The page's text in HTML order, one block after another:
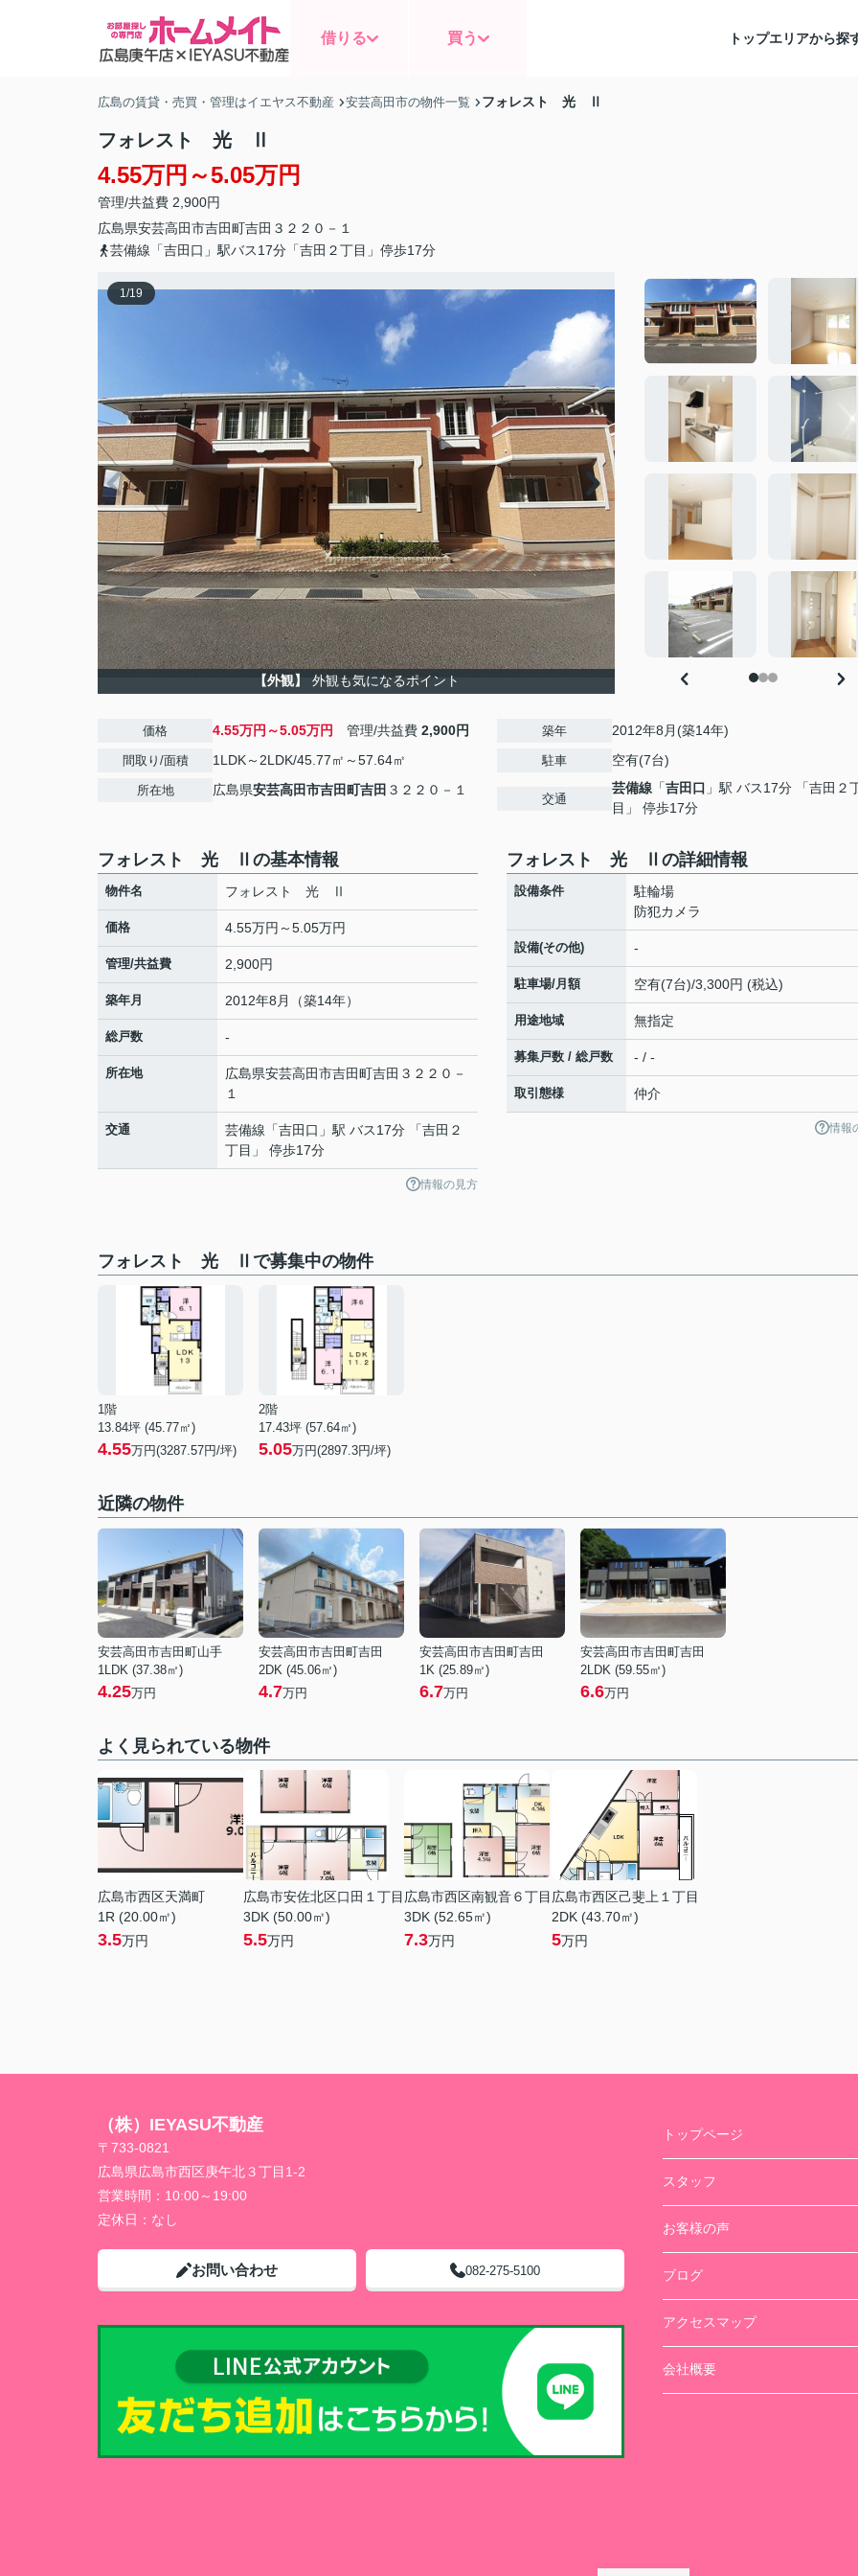
借りる 買う トップエリアから探
広島の賃貸・売買・管理はイエヤス不動産 安芸高田市の物件一覧 フォレスト 光 Ⅱ
フォレスト 光 Ⅱ
4.55万円～5.05万円
管理/共益費 2,900円
広島県安芸高田市吉田町吉田 ３２２０－１
芸備線「吉田口」駅バス17分「吉田２丁目」停歩17分
1/19
【外観】 外観も気になるポイント
価格 4.55万円～5.05万円 管理/共益費 2,900円
間取り/面積 1LDK～2LDK/45.77㎡～57.64㎡
所在地 広島県安芸高田市吉田町吉田 ３２２０－１
築年 2012年8月(築14年)
駐車 空有(7台)
交通
芸備線 「吉田口 」駅 バス17分 「吉田２
目」 停歩17分
フォレスト 光 Ⅱの基本情報
物件名 フォレスト 光 Ⅱ
価格 4.55万円～5.05万円
管理/共益費 2,900円
築年月 2012年8月（築14年）
総戸数 -
所在地 広島県安芸高田市吉田町吉田 ３２２０－
１
交通 芸備線 「吉田口 」駅 バス17分 「吉田２
丁目」 停歩17分
情報の見方
フォレスト 光 Ⅱの詳細情報
設備条件
駐輪場
防犯カメラ
設備(その他) -
駐車場/月額 空有(7台)/3,300円 (税込)
用途地域 無指定
募集戸数 / 総戸数 - / -
取引態様 仲介
情報
フォレスト 光 Ⅱで募集中の物件
1階
13.84坪 (45.77㎡)
4.55万円(3287.57円/坪)
2階
17.43坪 (57.64㎡)
5.05万円(2897.3円/坪)
近隣の物件
安芸高田市吉田町山手
1LDK (37.38㎡)
4.25万円
安芸高田市吉田町吉田
2DK (45.06㎡)
4.7万円
安芸高田市吉田町吉田
1K (25.89㎡)
6.7万円
安芸高田市吉田町吉田
2LDK (59.55㎡)
6.6万円
よく見られている物件
広島市西区天満町
1R (20.00㎡)
3.5万円
広島市安佐北区口田１丁目
3DK (50.00㎡)
5.5万円
広島市西区南観音６丁目
3DK (52.65㎡)
7.3万円
広島市西区己斐上１丁目
2DK (43.70㎡)
5万円
（株）IEYASU不動産
〒733-0821
広島県広島市西区庚午北３丁目1-2
営業時間： 10:00～19:00
定休日： なし
お問い合わせ 082-275-5100
トップページ
スタッフ
お客様の声
ブログ
アクセスマップ
会社概要